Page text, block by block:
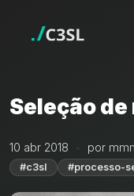
Seleção
10 abr 2018 por
#c3sl #processo-